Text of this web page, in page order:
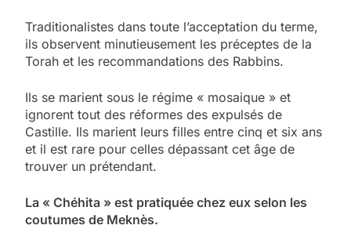
Traditionalistes dans toute l’acceptation du terme,
ils observent minutieusement les préceptes de la
Torah et les recommandations des Rabbins.
Ils se marient sous le régime « mosaique » et
ignorent tout des réformes des expulsés de
Castille. Ils marient leurs filles entre cinq et six ans
et il est rare pour celles dépassant cet âge de
trouver un prétendant.
La « Chéhita » est pratiquée chez eux selon les
coutumes de Meknès.